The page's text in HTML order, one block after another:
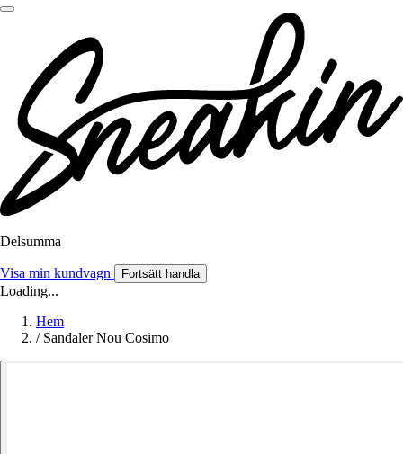
Delsumma
Visa min kundvagn Fortsätt handla
Loading...
Hem
/ Sandaler Nou Cosimo